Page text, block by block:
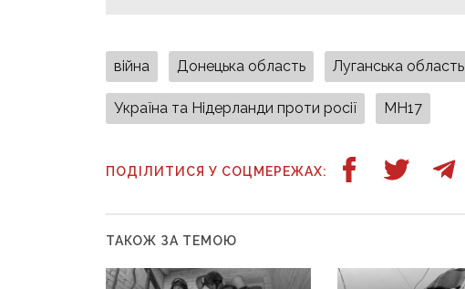
війна Донецька область Луганська область
Україна та Нідерланди проти росії MH17
ПОДІЛИТИСЯ У СОЦМЕРЕЖАХ:
ТАКОЖ ЗА ТЕМОЮ